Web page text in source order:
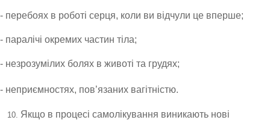
- перебоях в роботі серця, коли ви відчули це вперше;
- паралічі окремих частин тіла;
- незрозумілих болях в животі та грудях;
- неприємностях, пов’язаних вагітністю.
10. Якщо в процесі самолікування виникають нові